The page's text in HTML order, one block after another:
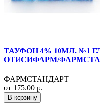
ТАУФОН 4% 10МЛ. №1
ОТИСИФАРМ/
ФАРМСТАНДАРТ
от 175.00 р.
В корзину